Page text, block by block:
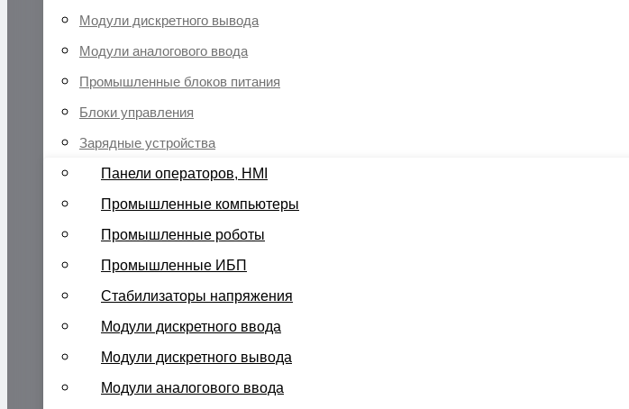
Модули дискретного вывода
Модули аналогового ввода
Промышленные блоков питания
Блоки управления
Зарядные устройства
Панели операторов, HMI
Промышленные компьютеры
Промышленные роботы
Промышленные ИБП
Стабилизаторы напряжения
Модули дискретного ввода
Модули дискретного вывода
Модули аналогового ввода